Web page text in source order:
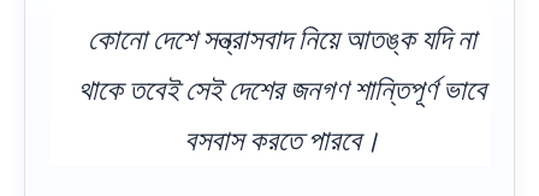
কোনো দেশে সন্ত্রাসবাদ নিয়ে আতঙ্ক যদি না
থাকে তবেই সেই দেশের জনগণ শান্তিপূর্ণ ভাবে
বসবাস করতে পারবে।